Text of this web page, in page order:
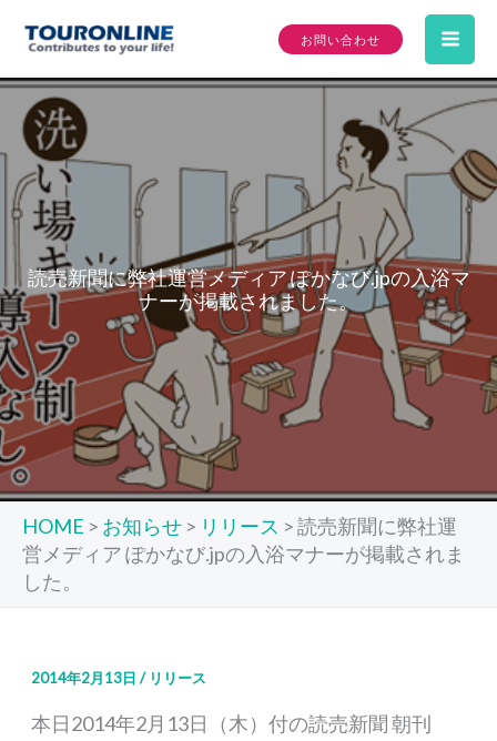
を
プ
お問い合わせ
読売新聞に弊社運営メディア ぽかなび.jpの入浴マ
ナーが掲載されました。
HOME > お知らせ > リリース >読売新聞に弊社運
営メディア ぽかなび.jpの入浴マナーが掲載されま
した。
2014年2月13日 / リリース
本日2014年2月13日（木）付の読売新聞 朝刊